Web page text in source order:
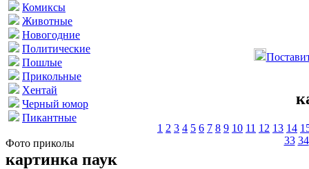
Комиксы
Животные
Новогодние
Политические
Пошлые
Прикольные
Хентай
Черный юмор
Пикантные
Фото приколы
картинка паук
1 2 3 4 5 6 7 8 9 10 11 12 13 14
33 34